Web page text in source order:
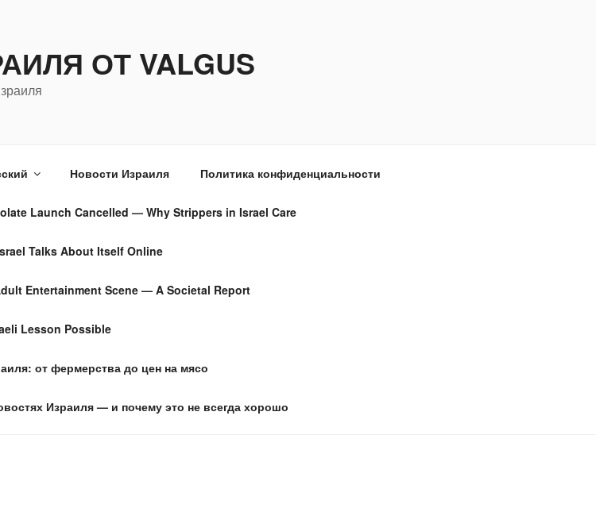
ОТ VALGUS
Новости Израиля Политика конфиденциальности
Launch Cancelled — Why Strippers in Israel Care
Talks About Itself Online
Entertainment Scene — A Societal Report
Lesson Possible
от фермерства до цен на мясо
Израиля — и почему это не всегда хорошо